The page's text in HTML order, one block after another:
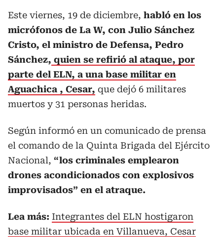
Este viernes, 19 de diciembre, habló en los
micrófonos de La W, con Julio Sánchez
Cristo, el ministro de Defensa, Pedro
Sánchez, quien se refirió al ataque, por
parte del ELN, a una base militar en
Aguachica , Cesar, que dejó 6 militares
muertos y 31 personas heridas.
Según informó en un comunicado de prensa
el comando de la Quinta Brigada del Ejército
Nacional, “los criminales emplearon
drones acondicionados con explosivos
improvisados” en el atraque.
Lea más: Integrantes del ELN hostigaron
base militar ubicada en Villanueva, Cesar